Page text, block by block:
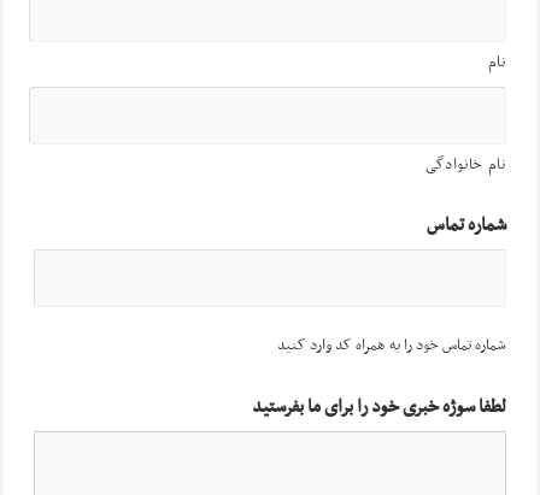
نام
نام خانوادگی
شماره تماس
شماره تماس خود را به همراه کد وارد کنید
لطفا سوژه خبری خود را برای ما بفرستید